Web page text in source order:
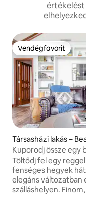
Vendégfavorit
Vendégfavorit
Társasházi lakás –
eek
Kuporodj össze egy
egy sípálya melletti
Töltődj fel egy
fenséges hegyek
elegáns változatban
szálláshelyen.